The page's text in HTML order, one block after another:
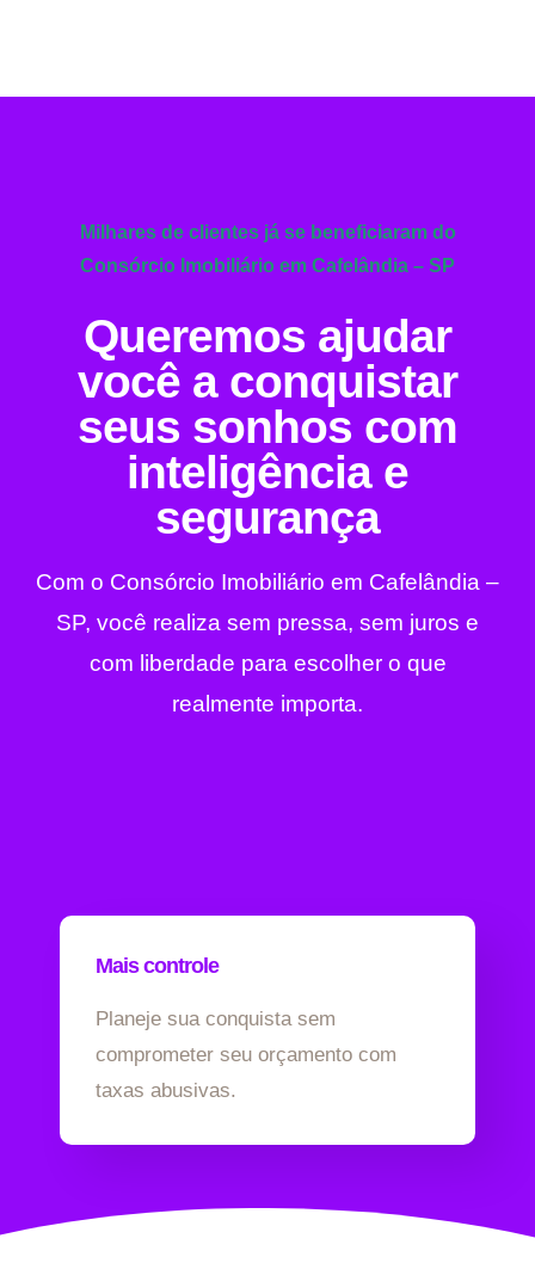
Milhares de clientes já se beneficiaram do
Consórcio Imobiliário em Cafelândia – SP
Queremos ajudar
você a conquistar
seus sonhos com
inteligência e
segurança
Com o Consórcio Imobiliário em Cafelândia –
SP, você realiza sem pressa, sem juros e
com liberdade para escolher o que
realmente importa.
Mais controle
Planeje sua conquista sem
comprometer seu orçamento com
taxas abusivas.